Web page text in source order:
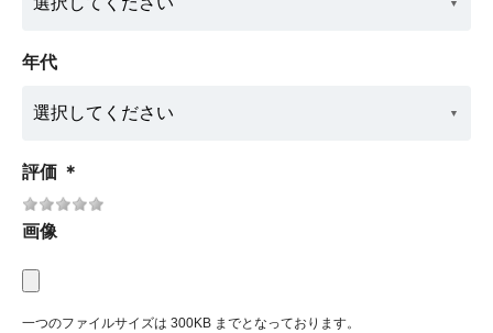
年代
評価 ＊
画像
一つのファイルサイズは 300KB までとなっております。